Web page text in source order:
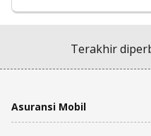
Terakhir
Asuransi Mobil